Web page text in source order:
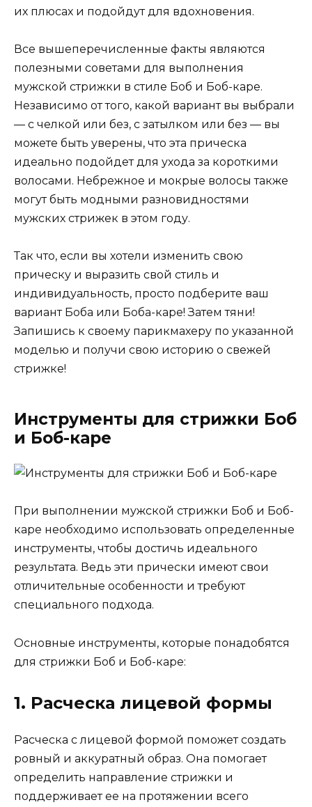
их плюсах и подойдут для вдохновения.
Все вышеперечисленные факты являются
полезными советами для выполнения
мужской стрижки в стиле Боб и Боб-каре.
Независимо от того, какой вариант вы выбрали
— с челкой или без, с затылком или без — вы
можете быть уверены, что эта прическа
идеально подойдет для ухода за короткими
волосами. Небрежное и мокрые волосы также
могут быть модными разновидностями
мужских стрижек в этом году.
Так что, если вы хотели изменить свою
прическу и выразить свой стиль и
индивидуальность, просто подберите ваш
вариант Боба или Боба-каре! Затем тяни!
Запишись к своему парикмахеру по указанной
моделью и получи свою историю о свежей
стрижке!
Инструменты для стрижки Боб
и Боб-каре
При выполнении мужской стрижки Боб и Боб-
каре необходимо использовать определенные
инструменты, чтобы достичь идеального
результата. Ведь эти прически имеют свои
отличительные особенности и требуют
специального подхода.
Основные инструменты, которые понадобятся
для стрижки Боб и Боб-каре:
1. Расческа лицевой формы
Расческа с лицевой формой поможет создать
ровный и аккуратный образ. Она помогает
определить направление стрижки и
поддерживает ее на протяжении всего